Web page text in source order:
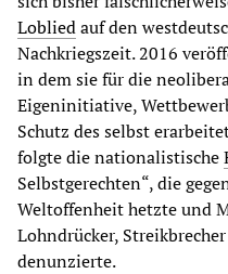
Lobliedauf den
Nachkriegszeit. 2016
in dem sie für die
Eigeninitiative,
Schutz des selbst
folgte die nationalistische
Selbstgerechten“, die
Weltoffenheit hetzte und
Lohndrücker,
denunzierte.